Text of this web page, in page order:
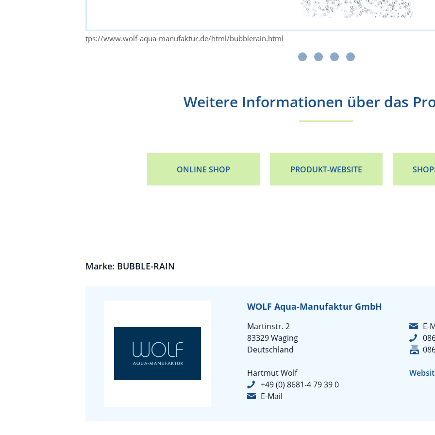
tps://www.wolf-aqua-manufaktur.de/html/bubblerain.html
Weitere Informationen über das
ONLINE SHOP PRODUKT-WEBSITE
Marke: BUBBLE-RAIN
WOLF Aqua-Manufaktur GmbH
Martinstr. 2
83329 Waging
Deutschland
Hartmut Wolf
+49 (0) 8681-4 79 39 0
E-Mail
E-